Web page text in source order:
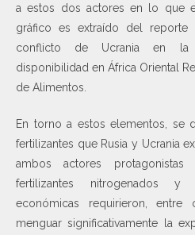
a estos dos actores en lo que
gráfico es extraído del reporte
conflicto de Ucrania en la
disponibilidad en África Oriental
de Alimentos.
En torno a estos elementos, se
fertilizantes que Rusia y Ucrania
ambos actores
fertilizantes nitrogenados y
económicas requirieron, entre
menguar significativamente la